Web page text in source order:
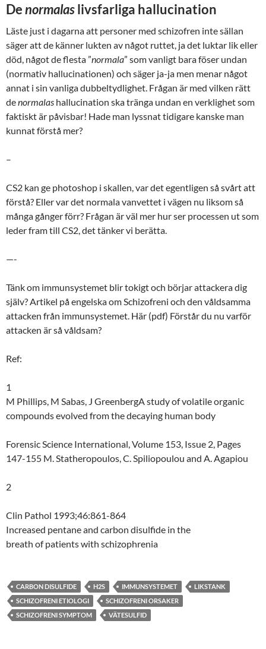
Denormalaslivsfarliga hallucination
Läste just i dagarna att personer med schizofren inte sällan
säger att de känner lukten av något ruttet, ja det luktar lik eller
död, något de flesta ”normala” som vanligt bara föser undan
(normativ hallucinationen) och säger ja-ja men menar något
annat i sin vanliga dubbeltydlighet. Frågan är med vilken rätt
denormalas hallucination ska tränga undan en verklighet som
faktiskt är påvisbar! Hade man lyssnat tidigare kanske man
kunnat förstå mer?
–
CS2 kan ge photoshop i skallen, var det egentligen så svårt att
förstå? Eller var det normala vanvettet i vägen nu liksom så
många gånger förr? Frågan är väl mer hur ser processen ut som
leder fram till CS2, det tänker vi berätta.
—-
Tänk om immunsystemet blir tokigt och börjar attackera dig
själv? Artikel på engelska om Schizofreni och den våldsamma
attacken från immunsystemet. Här (pdf) Förstår du nu varför
attacken är så våldsam?
Ref:
1
M Phillips, M Sabas, J GreenbergA study of volatile organic
compounds evolved from the decaying human body
Forensic Science International, Volume 153, Issue 2, Pages
147-155 M. Statheropoulos, C. Spiliopoulou and A. Agapiou
2
Clin Pathol 1993;46:861-864
Increased pentane and carbon disulfide in the
breath of patients with schizophrenia
CARBON DISULFIDE H2S IMMUNSYSTEMET
LIKSTANK
SCHIZOFRENI ETIOLOGI
SCHIZOFRENI ORSAKER
SCHIZOFRENI SYMPTOM
VÄTESULFID